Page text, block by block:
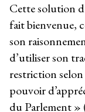
Cette solution
fait bienvenue,
son
d’utiliser son
restriction selon
pouvoir
du Parlement »